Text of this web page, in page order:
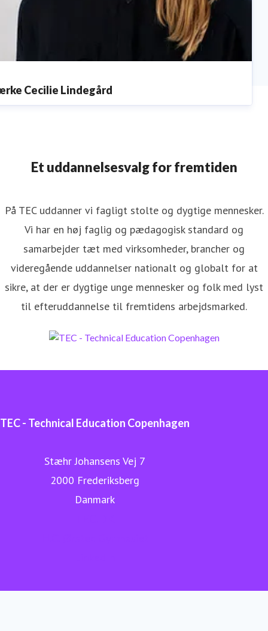
Cecilie Lindegård
Et uddannelsesvalg for fremtiden
På TEC uddanner vi fagligt stolte og dygtige mennesker.
Vi har en høj faglig og pædagogisk standard og
samarbejder tæt med virksomheder, brancher og
videregående uddannelser nationalt og globalt for at
sikre, at der er dygtige unge mennesker og folk med lyst
til efteruddannelse til fremtidens arbejdsmarked.
TEC - Technical Education Copenhagen
Stæhr Johansens Vej 7
2000 Frederiksberg
Danmark